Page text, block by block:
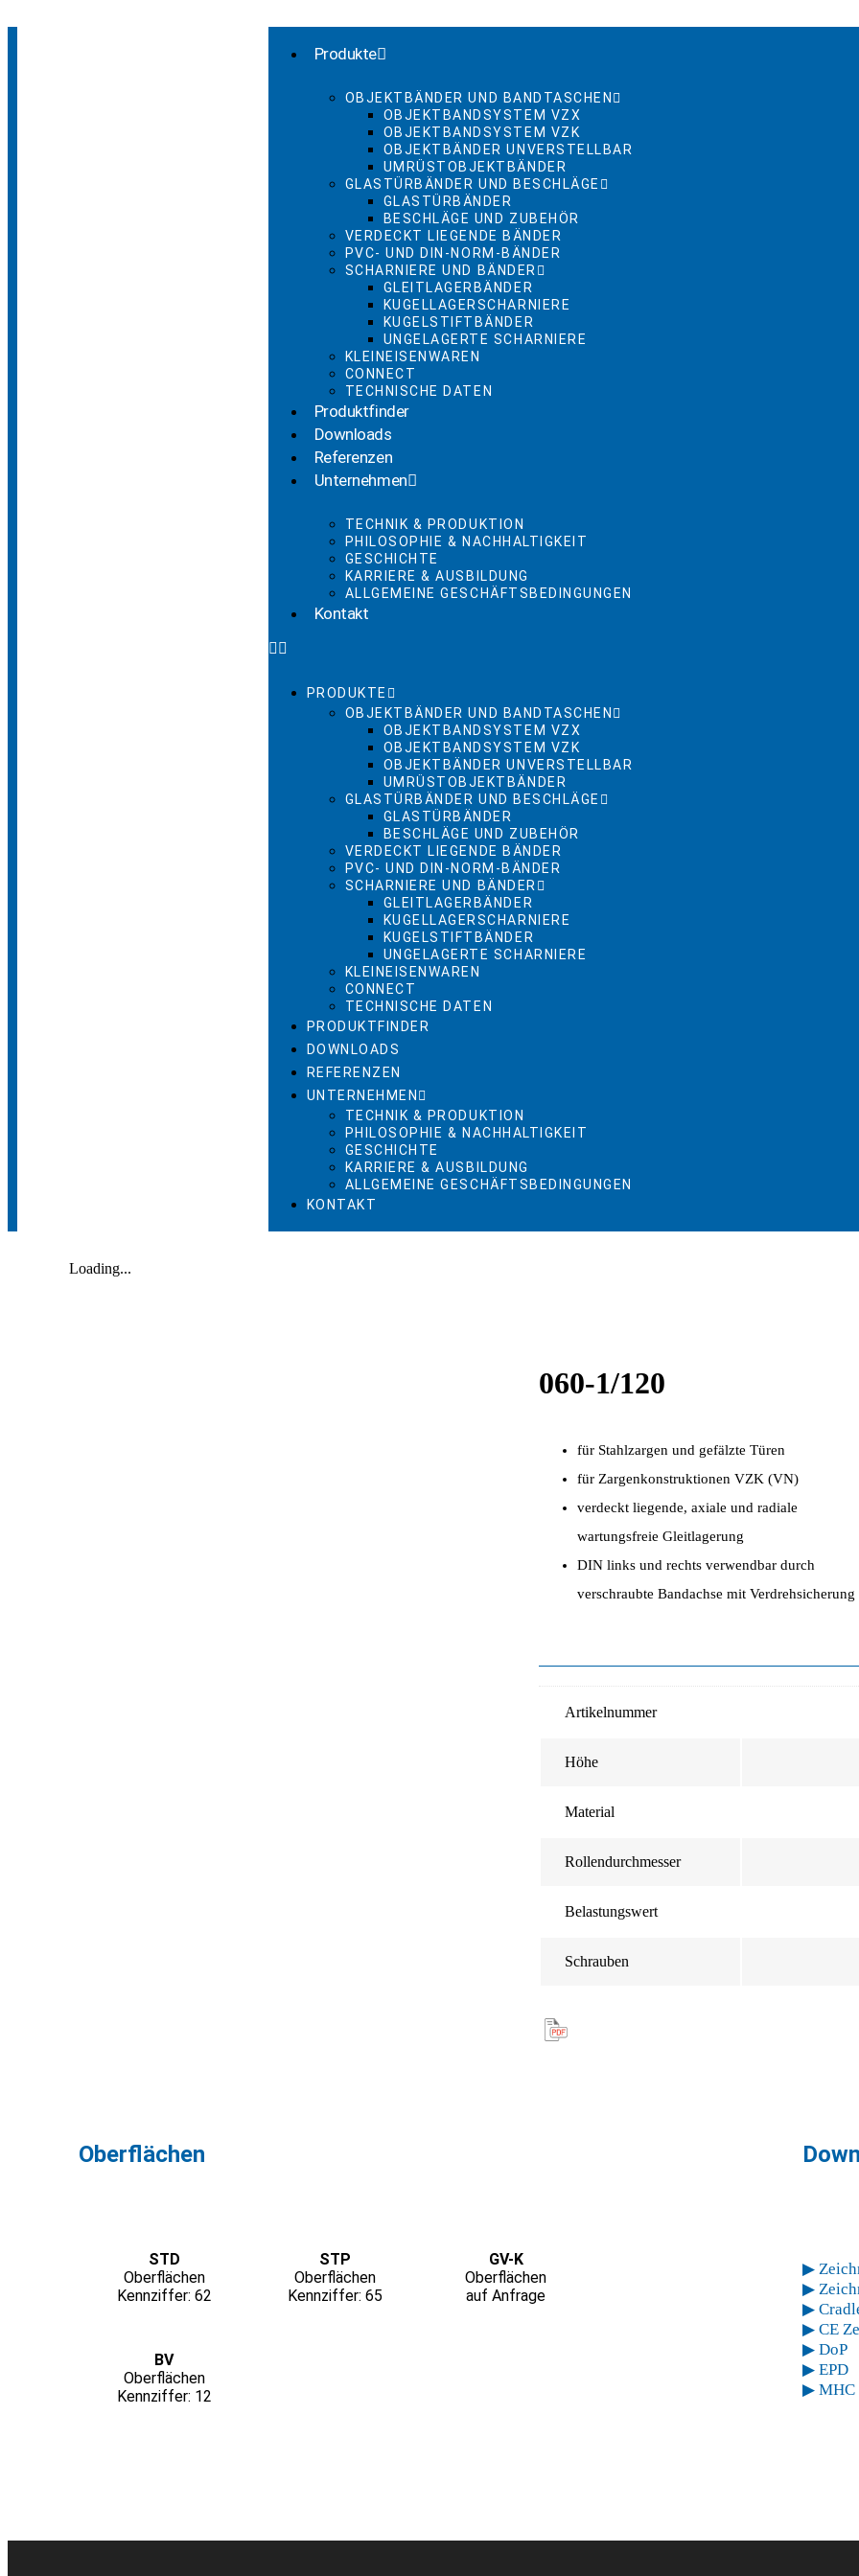
Produkte
OBJEKTBÄNDER UND BANDTASCHEN
OBJEKTBANDSYSTEM VZX
OBJEKTBANDSYSTEM VZK
OBJEKTBÄNDER UNVERSTELLBAR
UMRÜSTOBJEKTBÄNDER
GLASTÜRBÄNDER UND BESCHLÄGE
GLASTÜRBÄNDER
BESCHLÄGE UND ZUBEHÖR
VERDECKT LIEGENDE BÄNDER
PVC- UND DIN-NORM-BÄNDER
SCHARNIERE UND BÄNDER
GLEITLAGERBÄNDER
KUGELLAGERSCHARNIERE
KUGELSTIFTBÄNDER
UNGELAGERTE SCHARNIERE
KLEINEISENWAREN
CONNECT
TECHNISCHE DATEN
Produktfinder
Downloads
Referenzen
Unternehmen
TECHNIK & PRODUKTION
PHILOSOPHIE & NACHHALTIGKEIT
GESCHICHTE
KARRIERE & AUSBILDUNG
ALLGEMEINE GESCHÄFTSBEDINGUNGEN
Kontakt
PRODUKTE
OBJEKTBÄNDER UND BANDTASCHEN
OBJEKTBANDSYSTEM VZX
OBJEKTBANDSYSTEM VZK
OBJEKTBÄNDER UNVERSTELLBAR
UMRÜSTOBJEKTBÄNDER
GLASTÜRBÄNDER UND BESCHLÄGE
GLASTÜRBÄNDER
BESCHLÄGE UND ZUBEHÖR
VERDECKT LIEGENDE BÄNDER
PVC- UND DIN-NORM-BÄNDER
SCHARNIERE UND BÄNDER
GLEITLAGERBÄNDER
KUGELLAGERSCHARNIERE
KUGELSTIFTBÄNDER
UNGELAGERTE SCHARNIERE
KLEINEISENWAREN
CONNECT
TECHNISCHE DATEN
PRODUKTFINDER
DOWNLOADS
REFERENZEN
UNTERNEHMEN
TECHNIK & PRODUKTION
PHILOSOPHIE & NACHHALTIGKEIT
GESCHICHTE
KARRIERE & AUSBILDUNG
ALLGEMEINE GESCHÄFTSBEDINGUNGEN
KONTAKT
Loading...
060-1/120
für Stahlzargen und gefälzte Türen
für Zargenkonstruktionen VZK (VN)
verdeckt liegende, axiale und radiale
wartungsfreie Gleitlagerung
DIN links und rechts verwendbar durch
verschraubte Bandachse mit Verdrehsicherung
Artikelnummer
Höhe
Material
Rollendurchmesser
Belastungswert
Schrauben
Oberflächen
STD
Oberflächen
Kennziffer: 62
STP
Oberflächen
Kennziffer: 65
GV-K
Oberflächen
auf Anfrage
BV
Oberflächen
Kennziffer: 12
▶
▶
▶
▶ CE
▶ DoP
▶ EPD
▶ MHC